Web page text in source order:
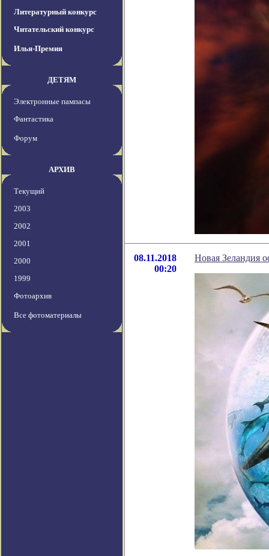
Литературный конкурс
Читательский конкурс
Илья-Премия
ДЕТЯМ
Электронные пампасы
Фантастика
Форум
АРХИВ
Текущий
2003
2002
2001
2000
1999
Фотоархив
Все фотоматериалы
08.11.2018
00:20
Новая Зеландия